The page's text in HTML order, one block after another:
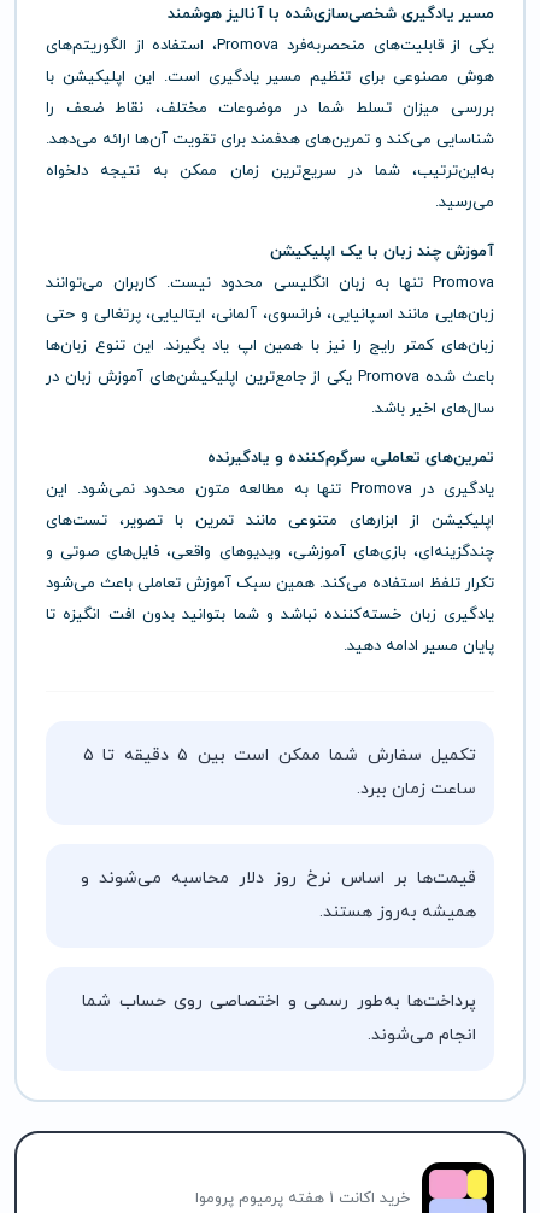
مسیر یادگیری شخصی‌سازی‌شده با آنالیز هوشمند
یکی از قابلیت‌های منحصربه‌فرد Promova، استفاده از الگوریتم‌های
هوش مصنوعی برای تنظیم مسیر یادگیری است. این اپلیکیشن با
بررسی میزان تسلط شما در موضوعات مختلف، نقاط ضعف را
شناسایی می‌کند و تمرین‌های هدفمند برای تقویت آن‌ها ارائه می‌دهد.
به‌این‌ترتیب، شما در سریع‌ترین زمان ممکن به نتیجه دلخواه
می‌رسید.
آموزش چند زبان با یک اپلیکیشن
Promova تنها به زبان انگلیسی محدود نیست. کاربران می‌توانند
زبان‌هایی مانند اسپانیایی، فرانسوی، آلمانی، ایتالیایی، پرتغالی و حتی
زبان‌های کمتر رایج را نیز با همین اپ یاد بگیرند. این تنوع زبان‌ها
باعث شده Promova یکی از جامع‌ترین اپلیکیشن‌های آموزش زبان در
سال‌های اخیر باشد.
تمرین‌های تعاملی، سرگرم‌کننده و یادگیرنده
یادگیری در Promova تنها به مطالعه متون محدود نمی‌شود. این
اپلیکیشن از ابزارهای متنوعی مانند تمرین با تصویر، تست‌های
چندگزینه‌ای، بازی‌های آموزشی، ویدیوهای واقعی، فایل‌های صوتی و
تکرار تلفظ استفاده می‌کند. همین سبک آموزش تعاملی باعث می‌شود
یادگیری زبان خسته‌کننده نباشد و شما بتوانید بدون افت انگیزه تا
پایان مسیر ادامه دهید.
تکمیل سفارش شما ممکن است بین ۵ دقیقه تا ۵
ساعت زمان ببرد.
قیمت‌ها بر اساس نرخ روز دلار محاسبه می‌شوند و
همیشه به‌روز هستند.
پرداخت‌ها به‌طور رسمی و اختصاصی روی حساب شما
انجام می‌شوند.
خرید اکانت 1 هفته پرمیوم پروموا